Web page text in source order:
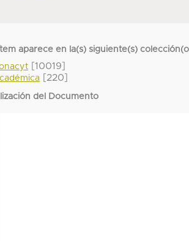
aparece en la(s) siguiente(s)
[10019]
[220]
del Documento